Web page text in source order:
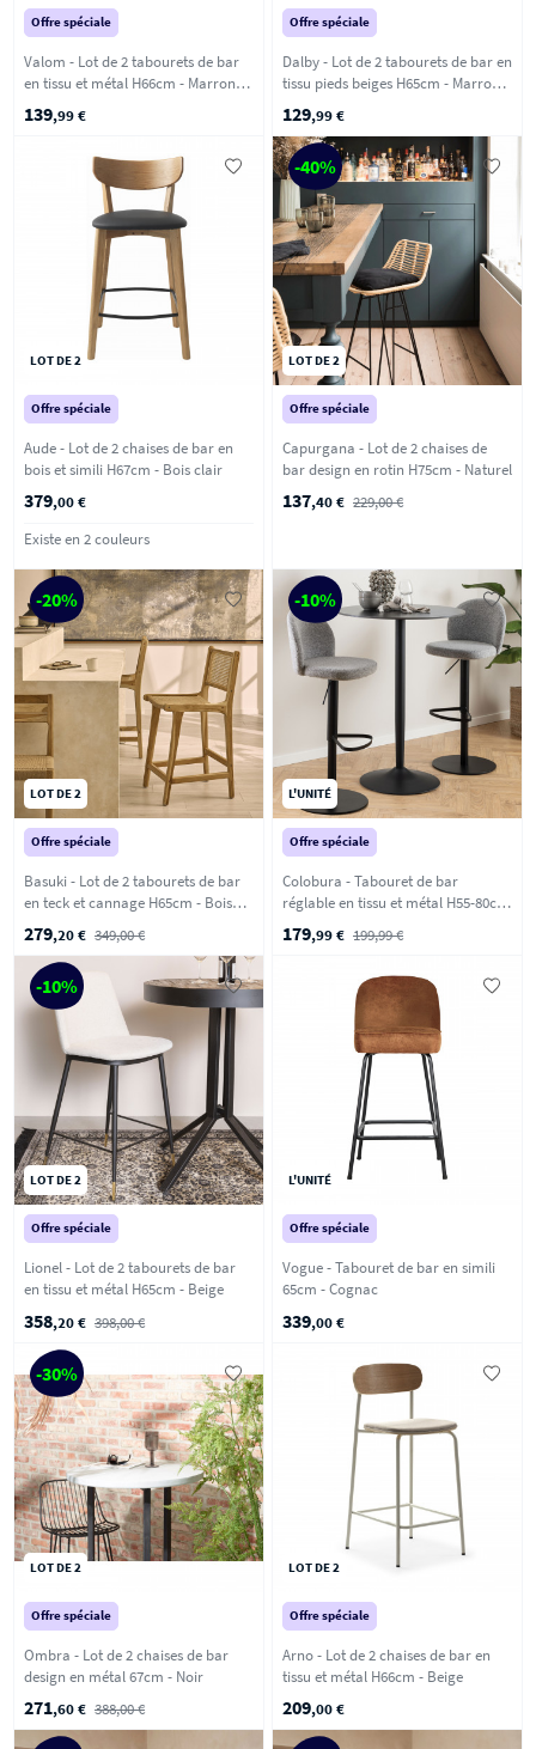
Offre spéciale
Valom - Lot de 2 tabourets de bar
en tissu et métal H66cm - Marron
chiné
139,99 €
Offre spéciale
Dalby - Lot de 2 tabourets de bar en
tissu pieds beiges H65cm - Marron
chiné
129,99 €
LOT DE 2
Offre spéciale
Aude - Lot de 2 chaises de bar en
bois et simili H67cm - Bois clair
379,00 €
Existe en 2 couleurs
-40%
LOT DE 2
Offre spéciale
Capurgana - Lot de 2 chaises de
bar design en rotin H75cm - Naturel
137,40 € 229,00 €
-20%
LOT DE 2
Offre spéciale
Basuki - Lot de 2 tabourets de bar
en teck et cannage H65cm - Bois
clair
279,20 € 349,00 €
-10%
L'UNITÉ
Offre spéciale
Colobura - Tabouret de bar
réglable en tissu et métal H55-80cm
- Gris
179,99 € 199,99 €
-10%
LOT DE 2
Offre spéciale
Lionel - Lot de 2 tabourets de bar
en tissu et métal H65cm - Beige
358,20 € 398,00 €
L'UNITÉ
Offre spéciale
Vogue - Tabouret de bar en simili
65cm - Cognac
339,00 €
-30%
LOT DE 2
Offre spéciale
Ombra - Lot de 2 chaises de bar
design en métal 67cm - Noir
271,60 € 388,00 €
LOT DE 2
Offre spéciale
Arno - Lot de 2 chaises de bar en
tissu et métal H66cm - Beige
209,00 €